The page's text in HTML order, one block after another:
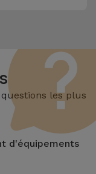
les plus
d'équipements